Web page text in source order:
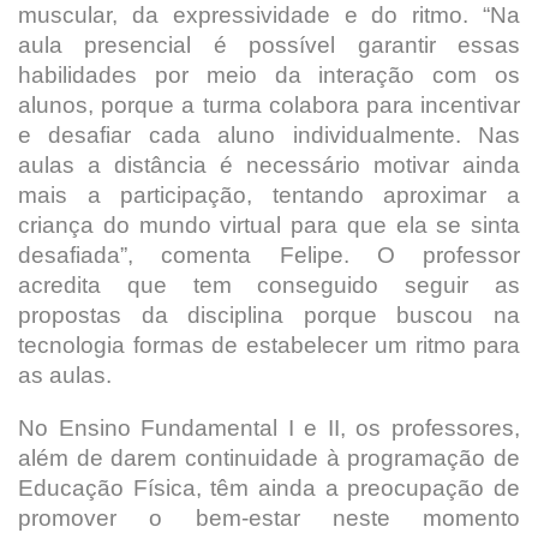
muscular, da expressividade e do ritmo. “Na
aula presencial é possível garantir essas
habilidades por meio da interação com os
alunos, porque a turma colabora para incentivar
e desafiar cada aluno individualmente. Nas
aulas a distância é necessário motivar ainda
mais a participação, tentando aproximar a
criança do mundo virtual para que ela se sinta
desafiada”, comenta Felipe. O professor
acredita que tem conseguido seguir as
propostas da disciplina porque buscou na
tecnologia formas de estabelecer um ritmo para
as aulas.
No Ensino Fundamental I e II, os professores,
além de darem continuidade à programação de
Educação Física, têm ainda a preocupação de
promover o bem-estar neste momento